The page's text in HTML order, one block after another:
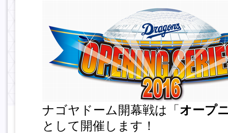
ナゴヤドーム開幕戦は「 オープ
として開催します！